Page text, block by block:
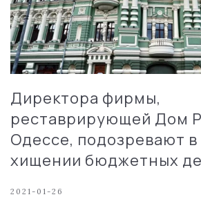
Директора фирмы,
реставрирующей Дом
Одессе, подозревают в
хищении бюджетных
2021-01-26